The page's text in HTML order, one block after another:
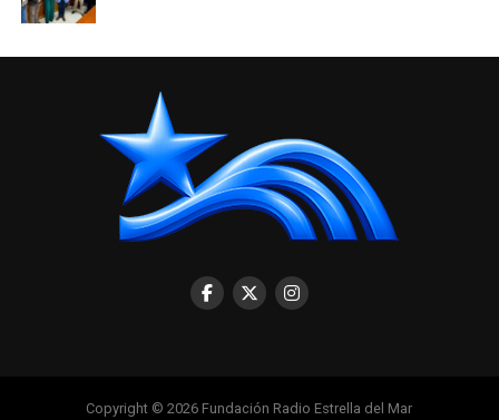
Copyright © 2026 Fundación Radio Estrella del Mar